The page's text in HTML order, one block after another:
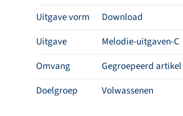
Uitgave vorm
Download
Uitgave
Melodie-uitgaven-C
Omvang
Gegroepeerd artikel
Doelgroep
Volwassenen